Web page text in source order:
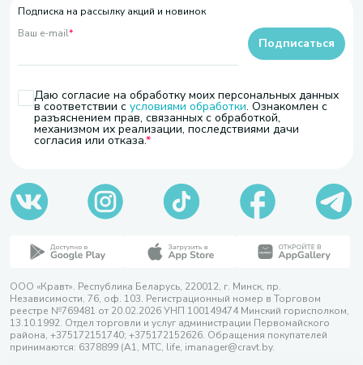
Подписка на рассылку акций и новинок
Ваш e-mail*
Даю согласие на обработку моих персональных данных
в соответствии с условиями обработки. Ознакомлен с
разъяснением прав, связанных с обработкой,
механизмом их реализации, последствиями дачи
согласия или отказа.
Подписаться
ООО «Кравт». Республика Беларусь, 220012, г. Минск, пр.
Независимости, 76, оф. 103. Регистрационный номер в Торговом
реестре №769481 от 20.02.2026 УНП 100149474 Минский горисполком,
13.10.1992. Отдел торговли и услуг администрации Первомайского
района, +375172151740; +375172152626. Обращения покупателей
принимаются: 6378899 (А1, МТС, life, imanager@cravt.by.